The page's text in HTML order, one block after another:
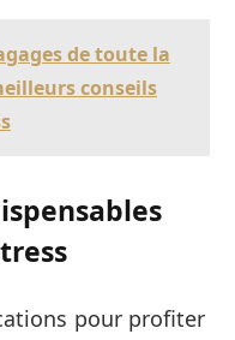
de toute la
conseils
pour profiter